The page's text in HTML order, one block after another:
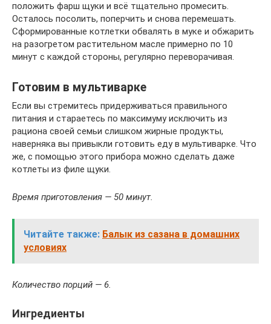
положить фарш щуки и всё тщательно промесить.
Осталось посолить, поперчить и снова перемешать.
Сформированные котлетки обвалять в муке и обжарить
на разогретом растительном масле примерно по 10
минут с каждой стороны, регулярно переворачивая.
Готовим в мультиварке
Если вы стремитесь придерживаться правильного
питания и стараетесь по максимуму исключить из
рациона своей семьи слишком жирные продукты,
наверняка вы привыкли готовить еду в мультиварке. Что
же, с помощью этого прибора можно сделать даже
котлеты из филе щуки.
Время приготовления — 50 минут.
Читайте также: Балык из сазана в домашних
условиях
Количество порций — 6.
Ингредиенты